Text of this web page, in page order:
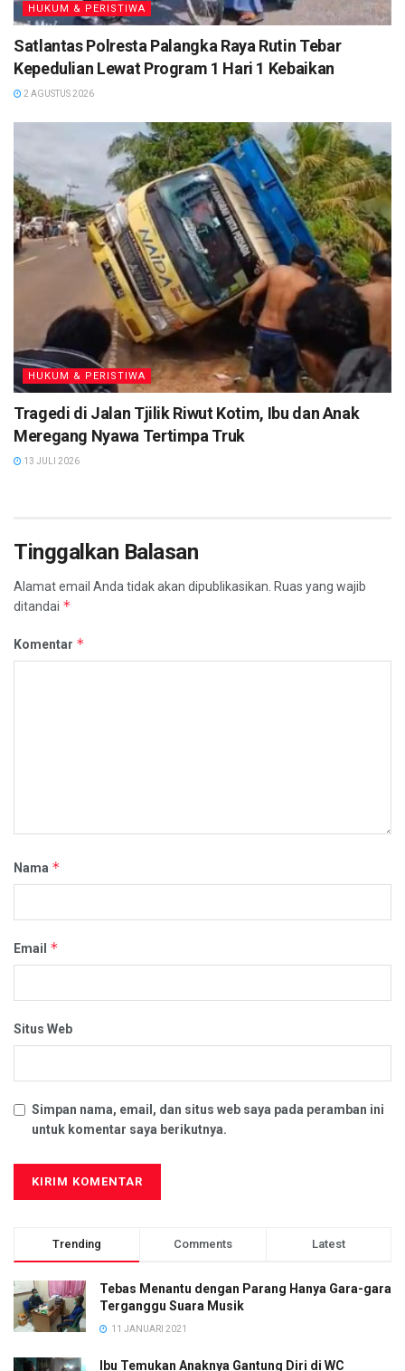
HUKUM & PERISTIWA
Satlantas Polresta Palangka Raya Rutin Tebar
Kepedulian Lewat Program 1 Hari 1 Kebaikan
2 AGUSTUS 2026
HUKUM & PERISTIWA
Tragedi di Jalan Tjilik Riwut Kotim, Ibu dan Anak
Meregang Nyawa Tertimpa Truk
13 JULI 2026
Tinggalkan Balasan
Alamat email Anda tidak akan dipublikasikan. Ruas yang wajib
ditandai *
Komentar *
Nama *
Email *
Situs Web
Simpan nama, email, dan situs web saya pada peramban ini
untuk komentar saya berikutnya.
Trending Comments Latest
Tebas Menantu dengan Parang Hanya Gara-gara
Terganggu Suara Musik
11 JANUARI 2021
Ibu Temukan Anaknya Gantung Diri di WC